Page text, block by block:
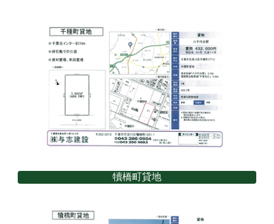
犢橋町貸地